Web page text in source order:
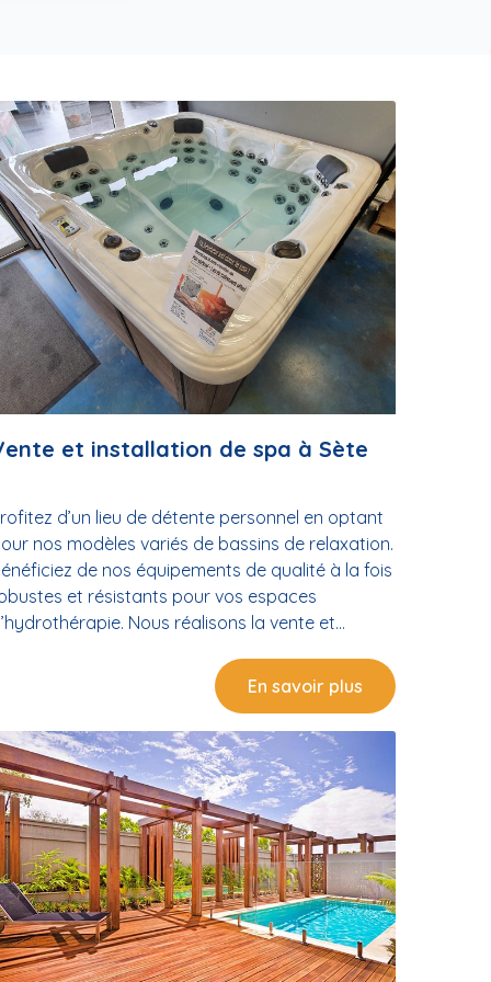
et installation de spa à Sète
d’un lieu de détente personnel en optant
nos modèles variés de bassins de relaxation.
de nos équipements de qualité à la fois
et résistants pour vos espaces
Nous réalisons la vente et
des conseils et des
sur-mesure pour mieux
vos équipements. Vente de différents
de spas Faites l’acquisition des bassins
relaxation qui vous conviennent auprès de
boutique de vente et installation de spas.
mettons différents types et dimensions de
à votre disposition. Confiez-nous vos
et nous trouverons les modèles de
qui correspondent à vos attentes. Des
sur-mesure en fonction de vos besoins
dans le domaine des espaces
En savoir plus